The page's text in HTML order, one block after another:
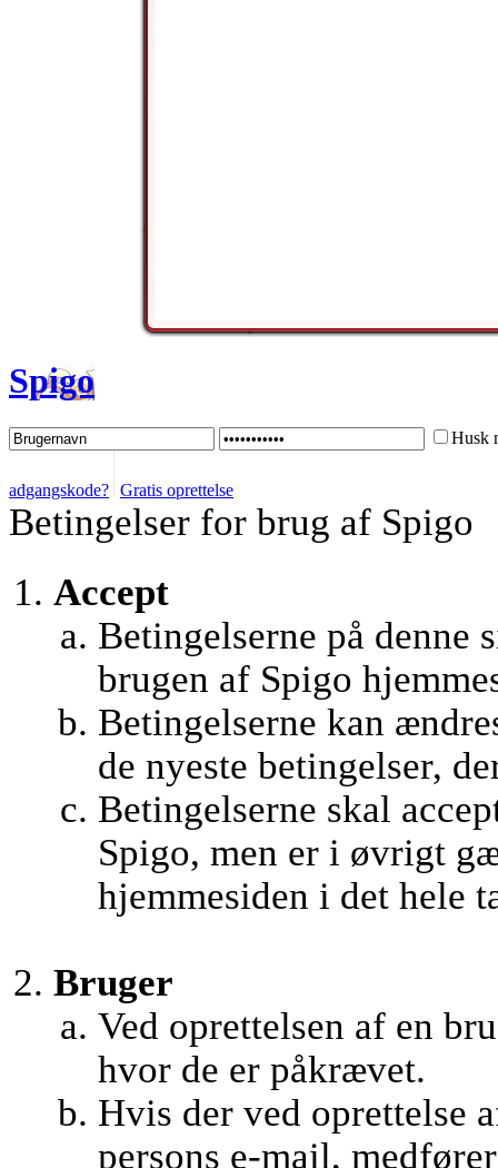
Spigo
Husk
adgangskode? Gratis oprettelse
Betingelser for brug af Spigo
Accept
Betingelserne på denne
brugen af Spigo
Betingelserne kan
de nyeste betingelser,
Betingelserne skal
Spigo, men er i øvrigt
hjemmesiden i det hele
Bruger
Ved oprettelsen af en
hvor de er påkrævet.
Hvis der ved oprettelse
persons e-mail,